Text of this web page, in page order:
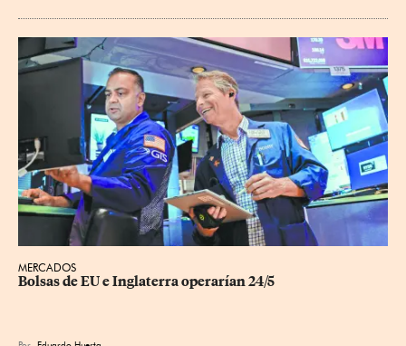
MERCADOS
Bolsas de EU e Inglaterra operarían 24/5